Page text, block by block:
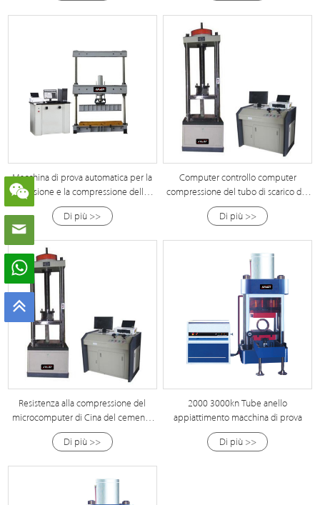
Macchina di prova automatica per la
pressione e la compressione della
resistenza del tubo di malta
Di più >>
Computer controllo computer
compressione del tubo di scarico del
cemento apparecchiature di prova
della pressione
Di più >>
Resistenza alla compressione del
microcomputer di Cina del cemento
di prova equiomento
Di più >>
2000 3000kn Tube anello
appiattimento macchina di prova
Di più >>